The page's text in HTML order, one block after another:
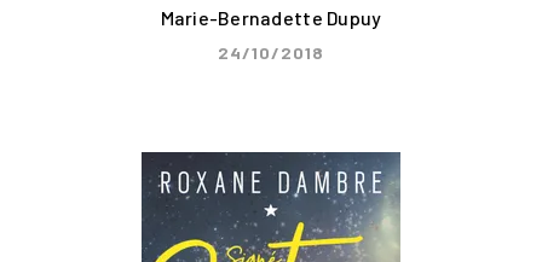
Marie-Bernadette Dupuy
24/10/2018